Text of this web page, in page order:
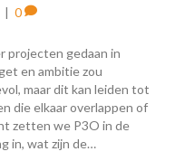
| 0
projecten gedaan in
en ambitie zou
maar dit kan leiden tot
die elkaar overlappen of
zetten we P3O in de
in, wat zijn de…